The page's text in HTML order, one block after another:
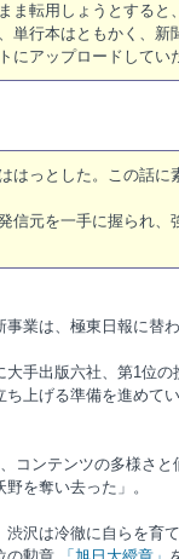
ま転用しょうとする
単行本はともかく、
アップロードしてい
はっとした。この話
信元を一手に握られ
業は、極東日報に替
手出版六社、第1位
上げる準備を進めて
コンテンツの多様さ
を奪い去った」。
沢は冷徹に自らを育